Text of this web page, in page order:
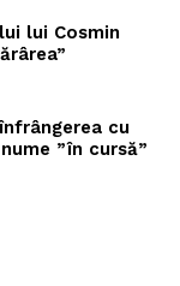
lui Cosmin
cu
”în cursă”